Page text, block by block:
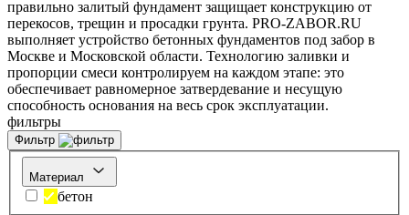
правильно залитый фундамент защищает конструкцию от
перекосов, трещин и просадки грунта. PRO-ZABOR.RU
выполняет устройство бетонных фундаментов под забор в
Москве и Московской области. Технологию заливки и
пропорции смеси контролируем на каждом этапе: это
обеспечивает равномерное затвердевание и несущую
способность основания на весь срок эксплуатации.
фильтры
Фильтр
Материал
бетон